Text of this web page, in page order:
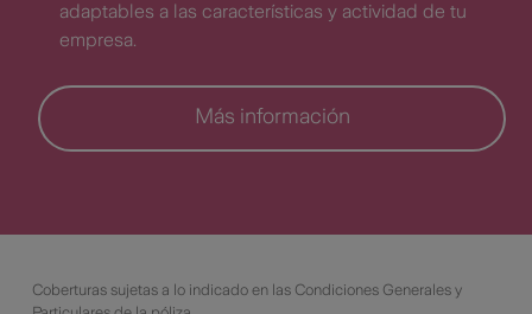
adaptables a las características y actividad de tu
empresa.
Más información
Coberturas sujetas a lo indicado en las Condiciones Generales y